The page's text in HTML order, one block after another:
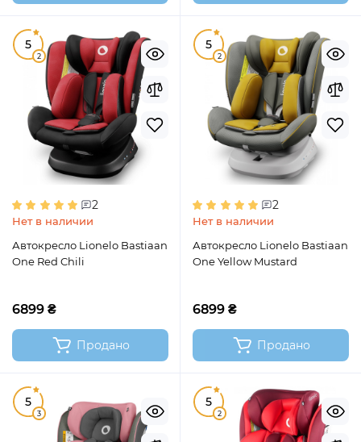
5
2
2
Нет в наличии
Автокресло Lionelo Bastiaan
One Red Chili
6899 ₴
Продано
5
2
2
Нет в наличии
Автокресло Lionelo Bastiaan
One Yellow Mustard
6899 ₴
Продано
5
3
5
2